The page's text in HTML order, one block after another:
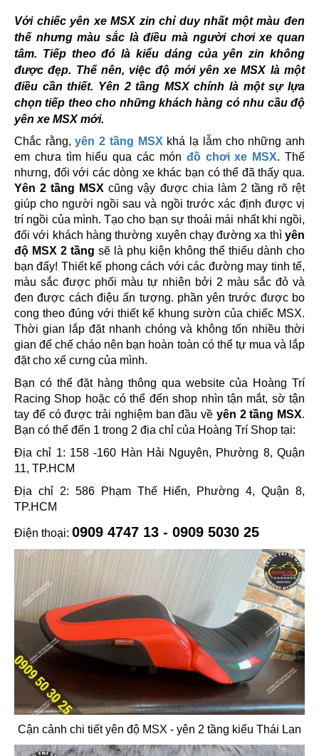
Với chiếc yên xe MSX zin chỉ duy nhất một màu đen
thế nhưng màu sắc là điều mà người chơi xe quan
tâm. Tiếp theo đó là kiểu dáng của yên zin không
được đẹp. Thế nên, việc độ mới yên xe MSX là một
điều cần thiết. Yên 2 tầng MSX chính là một sự lựa
chọn tiếp theo cho những khách hàng có nhu cầu độ
yên xe MSX mới.
Chắc rằng,yên 2 tầng MSX khá lạ lẫm cho những anh
em chưa tìm hiểu qua các món đồ chơi xe MSX. Thế
nhưng, đối với các dòng xe khác bạn có thể đã thấy qua.
Yên 2 tầng MSX cũng vậy được chia làm 2 tầng rõ rệt
giúp cho người ngồi sau và ngồi trước xác định được vị
trí ngồi của mình. Tạo cho bạn sự thoải mái nhất khi ngồi,
đối với khách hàng thường xuyên chạy đường xa thì yên
độ MSX 2 tầng sẽ là phụ kiện không thể thiếu dành cho
bạn đấy! Thiết kế phong cách với các đường may tinh tế,
màu sắc được phối màu tự nhiên bởi 2 màu sắc đỏ và
đen được cách điệu ấn tượng. phần yên trước được bo
cong theo đúng với thiết kế khung sườn của chiếc MSX.
Thời gian lắp đặt nhanh chóng và không tốn nhiều thời
gian để chế cháo nên bạn hoàn toàn có thể tự mua và lắp
đặt cho xế cưng của mình.
Bạn có thể đặt hàng thông qua website của Hoàng Trí
Racing Shop hoặc có thể đến shop nhìn tận mắt, sờ tận
tay để có được trải nghiệm ban đầu về yên 2 tầng MSX.
Bạn có thể đến 1 trong 2 địa chỉ của Hoàng Trí Shop tại:
Địa chỉ 1: 158 -160 Hàn Hải Nguyên, Phường 8, Quận
11, TP.HCM
Địa chỉ 2: 586 Phạm Thế Hiển, Phường 4, Quận 8,
TP.HCM
Điện thoại: 0909 4747 13 - 0909 5030 25
Cận cảnh chi tiết yên độ MSX - yên 2 tầng kiểu Thái Lan